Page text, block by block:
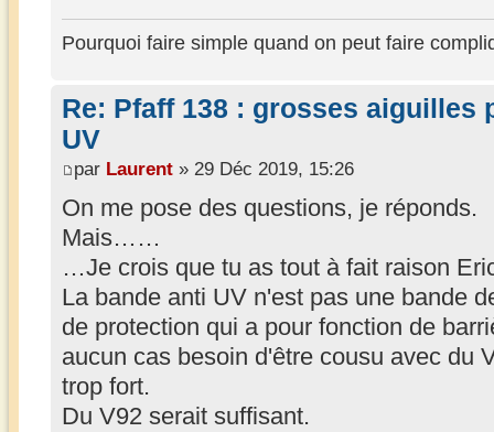
Pourquoi faire simple quand on peut faire
Re: Pfaff 138 : grosses aiguilles
UV
par Laurent » 29 Déc 2019, 15:26
On me pose des questions, je réponds.
Mais……
…Je crois que tu as tout à fait raison
La bande anti UV n'est pas une bande
de protection qui a pour fonction de
aucun cas besoin d'être cousu avec du
trop fort.
Du V92 serait suffisant.